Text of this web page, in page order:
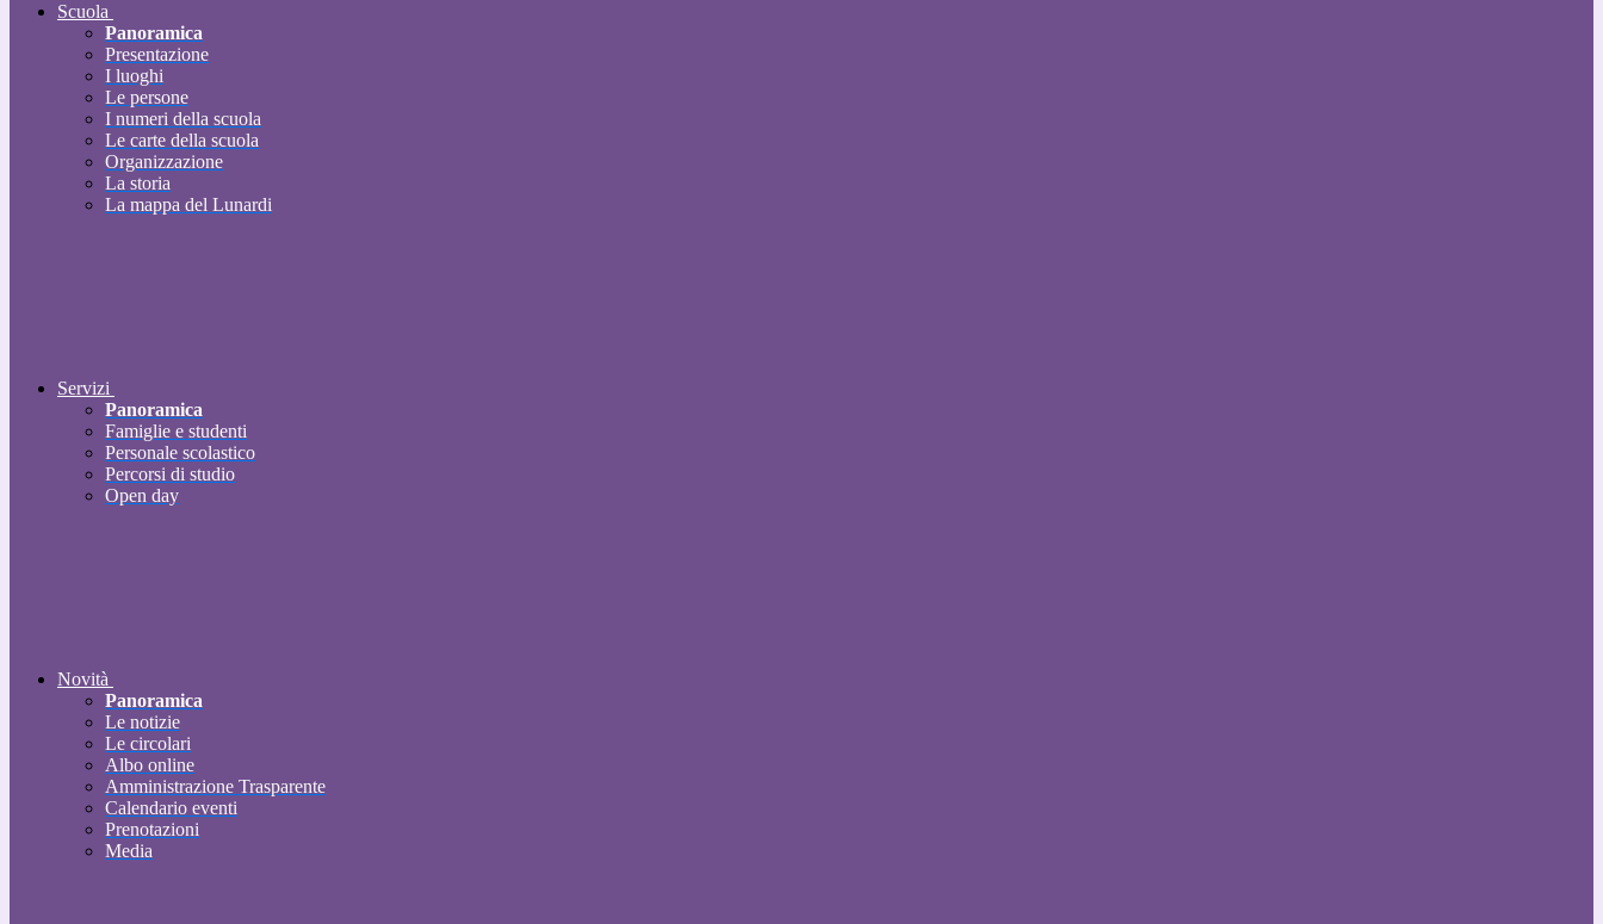
Scuola
Panoramica
Presentazione
I luoghi
Le persone
I numeri della scuola
Le carte della scuola
Organizzazione
La storia
La mappa del Lunardi
Servizi
Panoramica
Famiglie e studenti
Personale scolastico
Percorsi di studio
Open day
Novità
Panoramica
Le notizie
Le circolari
Albo online
Amministrazione Trasparente
Calendario eventi
Prenotazioni
Media